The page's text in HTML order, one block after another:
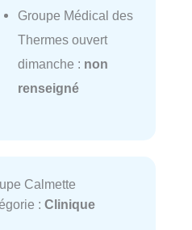
Groupe Médical des
Thermes ouvert
dimanche : non
renseigné
Calmette
: Clinique